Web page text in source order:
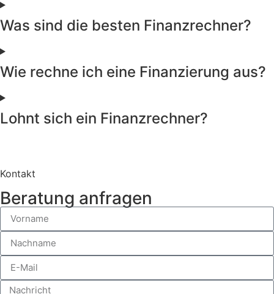
Was sind die besten Finanzrechner?
Wie rechne ich eine Finanzierung aus?
Lohnt sich ein Finanzrechner?
Kontakt
Beratung anfragen